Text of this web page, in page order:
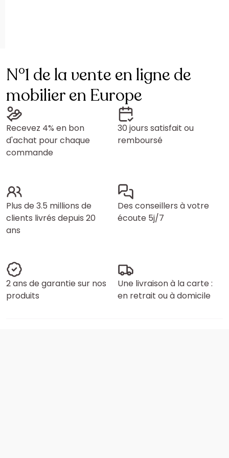
N°1 de la vente en ligne de
mobilier en Europe
Recevez 4% en bon
d'achat pour chaque
commande
30 jours satisfait ou
remboursé
Plus de 3.5 millions de
clients livrés depuis 20
ans
Des conseillers à votre
écoute 5j/7
2 ans de garantie sur nos
produits
Une livraison à la carte :
en retrait ou à domicile